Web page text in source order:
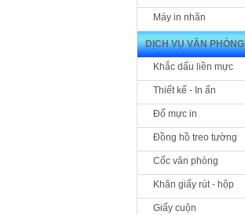
Máy in nhãn
DỊCH VỤ VĂN PHÒNG
Khắc dấu liền mực
Thiết kế - In ấn
Đổ mực in
Đồng hồ treo tường
Cốc văn phòng
Khăn giấy rút - hộp
Giấy cuộn